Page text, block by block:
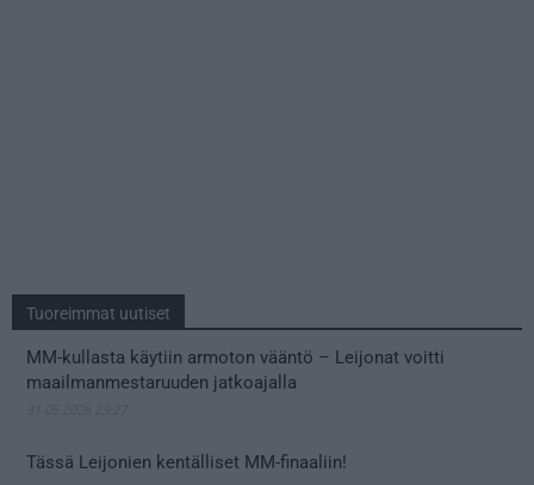
Tuoreimmat uutiset
MM-kullasta käytiin armoton vääntö – Leijonat voitti
maailmanmestaruuden jatkoajalla
Tässä Leijonien kentälliset MM-finaaliin!